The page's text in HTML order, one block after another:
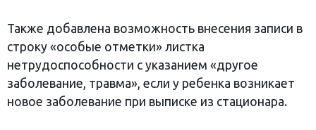
Также добавлена возможность внесения записи в
строку «особые отметки» листка
нетрудоспособности с указанием «другое
заболевание, травма», если у ребенка возникает
новое заболевание при выписке из стационара.